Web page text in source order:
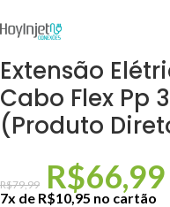
Extensão
Cabo Flex Pp
(Produto
R$79,99 R$66,99
7x de R$10,95 no cartão